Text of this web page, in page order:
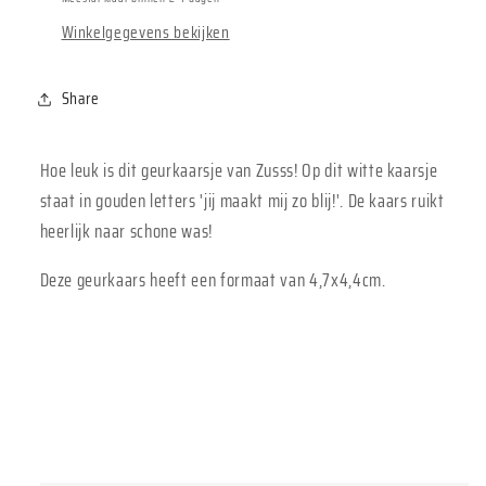
Winkelgegevens bekijken
Share
Hoe leuk is dit geurkaarsje van Zusss! Op dit witte kaarsje
staat in gouden letters 'jij maakt mij zo blij!'. De kaars ruikt
heerlijk naar schone was!
Deze geurkaars heeft een formaat van 4,7x4,4cm.